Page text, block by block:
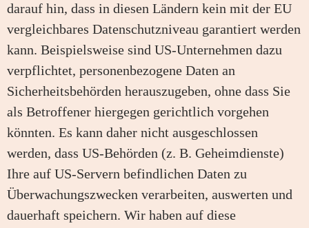
darauf hin, dass in diesen Ländern kein mit der EU
vergleichbares Datenschutzniveau garantiert werden
kann. Beispielsweise sind US-Unternehmen dazu
verpflichtet, personenbezogene Daten an
Sicherheitsbehörden herauszugeben, ohne dass Sie
als Betroffener hiergegen gerichtlich vorgehen
könnten. Es kann daher nicht ausgeschlossen
werden, dass US-Behörden (z. B. Geheimdienste)
Ihre auf US-Servern befindlichen Daten zu
Überwachungszwecken verarbeiten, auswerten und
dauerhaft speichern. Wir haben auf diese